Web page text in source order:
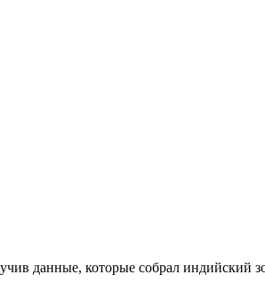
данные, которые собрал индийский